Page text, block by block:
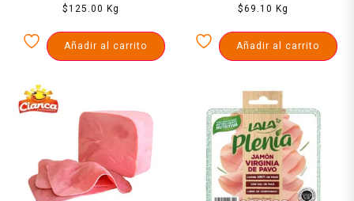
Vacio 1000 Grs
$125.00 Kg
Añadir al carrito
1000 Grs
$69.10 Kg
Añadir al carrito